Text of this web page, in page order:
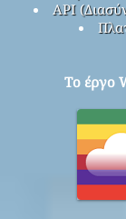
API
Το έργο